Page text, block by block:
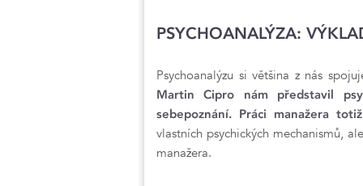
PSYCHOANALÝZA:
Psychoanalýzu si většina z nás
Martin Cipro nám představil
sebepoznání. Práci manažera
vlastních psychických mechanismů,
manažera.